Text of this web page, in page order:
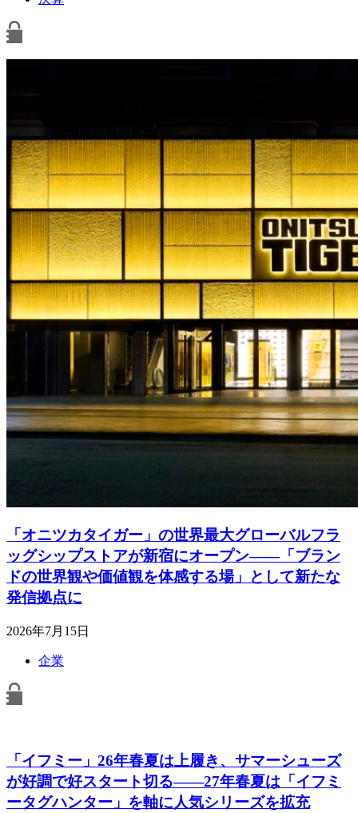
「オニツカタイガー」の世界最大グローバルフラ
ッグシップストアが新宿にオープン――「ブラン
ドの世界観や価値観を体感する場」として新たな
発信拠点に
2026年7月15日
企業
「イフミー」26年春夏は上履き、サマーシューズ
が好調で好スタート切る――27年春夏は「イフミ
ータグハンター」を軸に人気シリーズを拡充